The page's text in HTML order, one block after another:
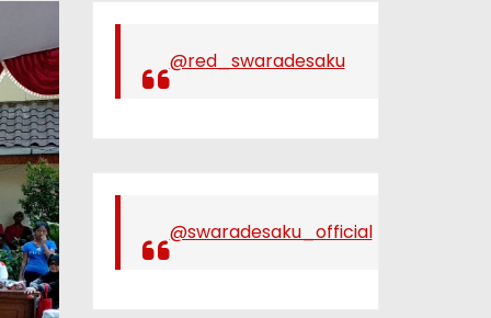
@red_swaradesaku
@swaradesaku_official